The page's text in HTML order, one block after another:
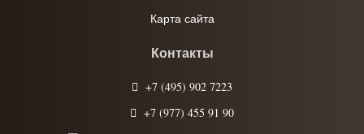
Карта сайта
Контакты
+7 (495) 902 7223
+7 (977) 455 91 90